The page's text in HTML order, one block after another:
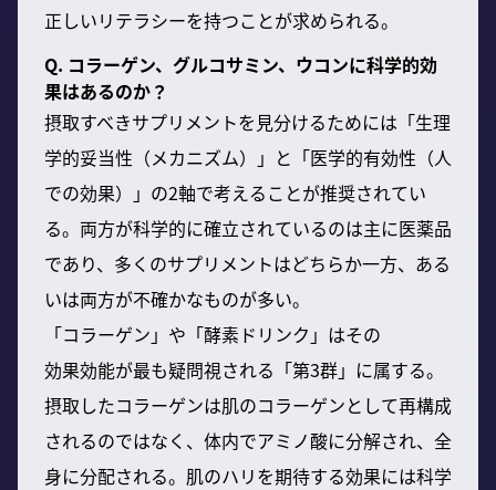
正しいリテラシーを持つことが求められる。
Q. コラーゲン、グルコサミン、ウコンに科学的効
果はあるのか？
摂取すべきサプリメントを見分けるためには「生理
学的妥当性（メカニズム）」と「医学的有効性（人
での効果）」の2軸で考えることが推奨されてい
る。両方が科学的に確立されているのは主に医薬品
であり、多くのサプリメントはどちらか一方、ある
いは両方が不確かなものが多い。
「コラーゲン」や「酵素ドリンク」はその
効果効能が最も疑問視される「第3群」に属する。
摂取したコラーゲンは肌のコラーゲンとして再構成
されるのではなく、体内でアミノ酸に分解され、全
身に分配される。肌のハリを期待する効果には科学